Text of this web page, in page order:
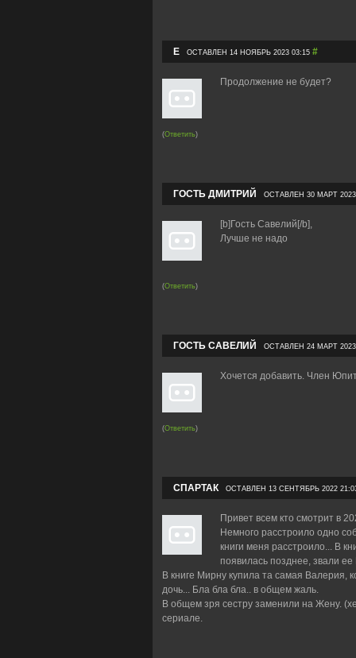
E ОСТАВЛЕН 14 НОЯБРЬ 2023 03:15 #
Продолжение не будет?
(Ответить)
ГОСТЬ ДМИТРИЙ ОСТАВЛЕН 30 МАРТ 2023
[b]Гость Савелий[/b],
Лучше не надо
(Ответить)
ГОСТЬ САВЕЛИЙ ОСТАВЛЕН 24 МАРТ 2023
Хочется добавить. Член
(Ответить)
СПАРТАК ОСТАВЛЕН 13 СЕНТЯБРЬ 2022
Привет всем кто смотрит в
Немного расстроило одно
книги меня расстроило... В
появилась позднее, звали
В книге Мирну купила та самая Валерия,
дочь... Бла бла бла.. в общем жаль.
В общем зря сестру заменили на Жену.
сериале.